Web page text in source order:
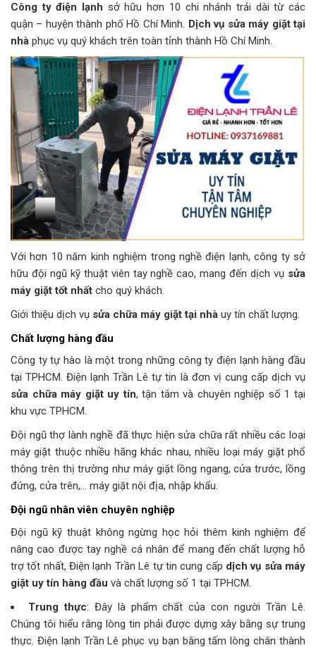
Công ty điện lạnh sở hữu hơn 10 chi nhánh trải dài từ các
quận – huyện thành phố Hồ Chí Minh. Dịch vụ sửa máy giặt tại
nhà phục vụ quý khách trên toàn tỉnh thành Hồ Chí Minh.
Với hơn 10 năm kinh nghiệm trong nghề điện lạnh, công ty sở
hữu đội ngũ kỹ thuật viên tay nghề cao, mang đến dịch vụ sửa
máy giặt tốt nhất cho quý khách.
Giới thiệu dịch vụ sửa chữa máy giặt tại nhà uy tín chất lượng.
Chất lượng hàng đầu
Công ty tự hào là một trong những công ty điện lạnh hàng đầu
tại TPHCM. Điện lạnh Trần Lê tự tin là đơn vị cung cấp dịch vụ
sửa chữa máy giặt uy tín, tận tâm và chuyên nghiệp số 1 tại
khu vực TPHCM.
Đội ngũ thợ lành nghề đã thực hiện sửa chữa rất nhiều các loại
máy giặt thuộc nhiều hãng khác nhau, nhiều loại máy giặt phổ
thông trên thị trường như máy giặt lồng ngang, cửa trước, lồng
đứng, cửa trên,… máy giặt nội địa, nhập khẩu.
Đội ngũ nhân viên chuyên nghiệp
Đội ngũ kỹ thuật không ngừng học hỏi thêm kinh nghiệm để
nâng cao được tay nghề cá nhân để mang đến chất lượng hỗ
trợ tốt nhất, Điện lạnh Trần Lê tự tin cung cấp dịch vụ sửa máy
giặt uy tín hàng đầu và chất lượng số 1 tại TPHCM.
Trung thực: Đây là phẩm chất của con người Trần Lê.
Chúng tôi hiểu rằng lòng tin phải được dựng xây bằng sự trung
thực. Điện lạnh Trần Lê phục vụ bạn bằng tấm lòng chân thành